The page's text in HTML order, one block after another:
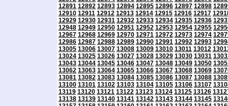
12891 12892 12893 12894 12895 12896 12897 12898
12910 12911 12912 12913 12914 12915 12916 12917
12929 12930 12931 12932 12933 12934 12935 12936
12948 12949 12950 12951 12952 12953 12954 12955
12967 12968 12969 12970 12971 12972 12973 12974
12986 12987 12988 12989 12990 12991 12992 12993
13005 13006 13007 13008 13009 13010 13011 13012
13024 13025 13026 13027 13028 13029 13030 13031
13043 13044 13045 13046 13047 13048 13049 13050
13062 13063 13064 13065 13066 13067 13068 13069
13081 13082 13083 13084 13085 13086 13087 13088
13100 13101 13102 13103 13104 13105 13106 13107
13119 13120 13121 13122 13123 13124 13125 13126
13138 13139 13140 13141 13142 13143 13144 13145